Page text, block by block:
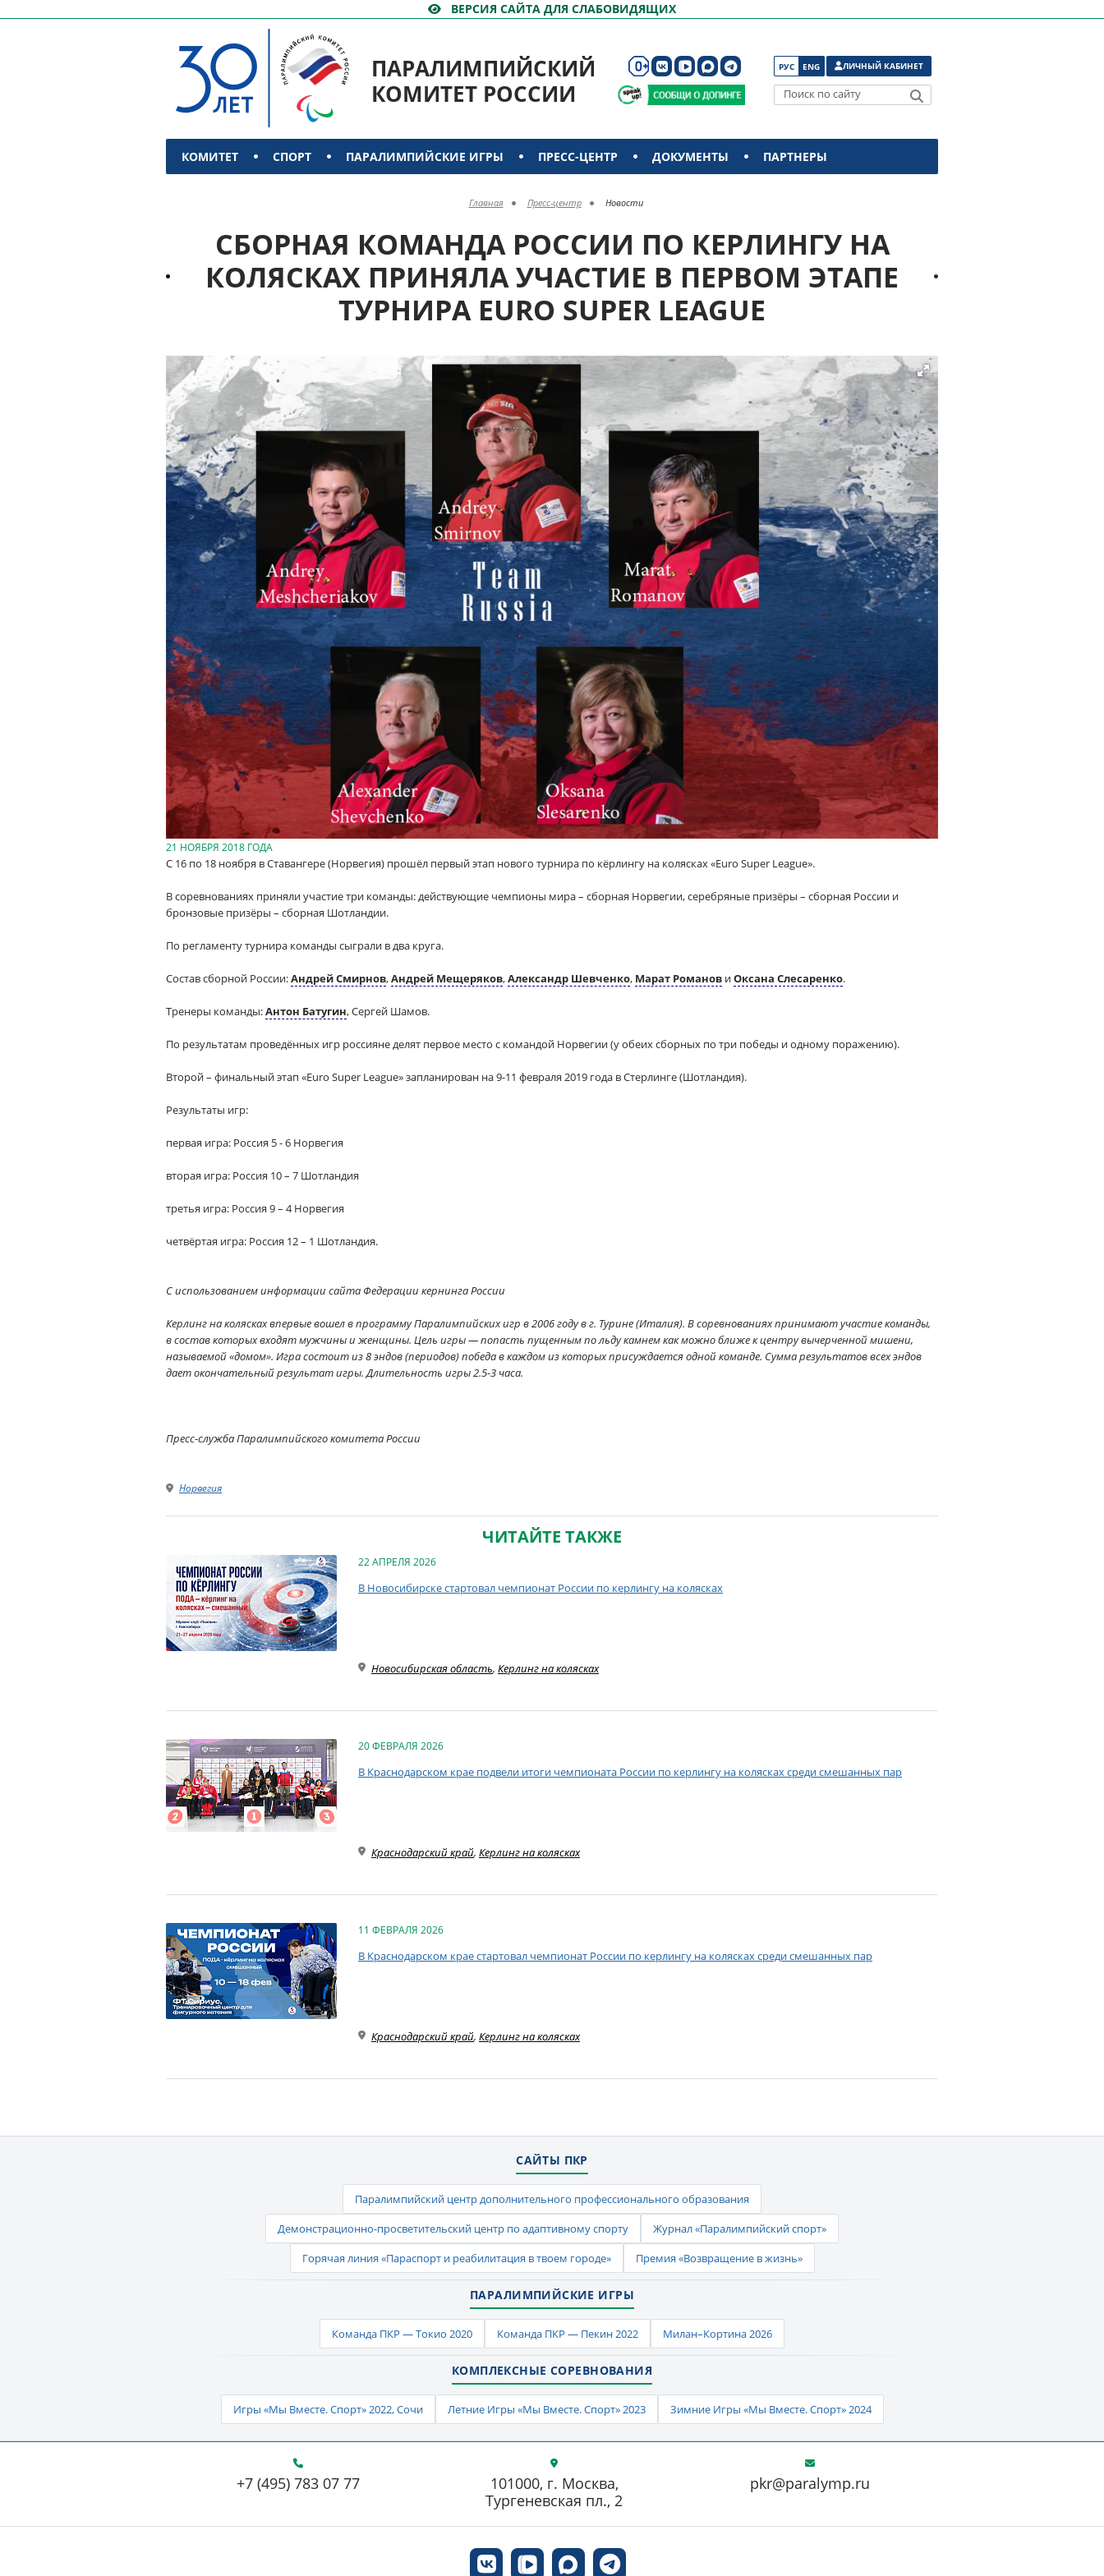
ВЕРСИЯ САЙТА ДЛЯ СЛАБОВИДЯЩИХ
ПАРАЛИМПИЙСКИЙ
КОМИТЕТ РОССИИ
РУС ENG ЛИЧНЫЙ КАБИНЕТ
Поиск по сайту
КОМИТЕТ СПОРТ ПАРАЛИМПИЙСКИЕ ИГРЫ ПРЕСС-ЦЕНТР ДОКУМЕНТЫ ПАРТНЕРЫ
Главная Пресс-центр Новости
СБОРНАЯ КОМАНДА РОССИИ ПО КЕРЛИНГУ НА
КОЛЯСКАХ ПРИНЯЛА УЧАСТИЕ В ПЕРВОМ ЭТАПЕ
ТУРНИРА EURO SUPER LEAGUE
21 НОЯБРЯ 2018 ГОДА
С 16 по 18 ноября в Ставангере (Норвегия) прошёл первый этап нового турнира по кёрлингу на колясках «Euro Super League».
В соревнованиях приняли участие три команды: действующие чемпионы мира – сборная Норвегии, серебряные призёры – сборная России и
бронзовые призёры – сборная Шотландии.
По регламенту турнира команды сыграли в два круга.​
Состав сборной России:Андрей Смирнов,Андрей Мещеряков,Александр Шевченко, Марат Романов иОксана Слесаренко.
Тренеры команды:Антон Батугин, Сергей Шамов.
По результатам проведённых игр россияне делят первое место с командой Норвегии (у обеих сборных по три победы и одному поражению).
Второй – финальный этап «Euro Super League» запланирован на 9-11 февраля 2019 года в Стерлинге (Шотландия).
Результаты игр:
первая игра: Россия 5 - 6 Норвегия
вторая игра: Россия 10 – 7 Шотландия
третья игра: Россия 9 – 4 Норвегия
четвёртая игра: Россия 12 – 1 Шотландия.
С использованием информации сайта Федерации кернинга России
Керлинг на колясках впервые вошел в программу Паралимпийских игр в 2006 году в г. Турине (Италия). В соревнованиях принимают участие команды,
в состав которых входят мужчины и женщины. Цель игры — попасть пущенным по льду камнем как можно ближе к центру вычерченной мишени,
называемой «домом». Игра состоит из 8 эндов (периодов) победа в каждом из которых присуждается одной команде. Сумма результатов всех эндов
дает окончательный результат игры. Длительность игры 2.5-3 часа.
Пресс-служба Паралимпийского комитета России
Норвегия
ЧИТАЙТЕ ТАКЖЕ
22 АПРЕЛЯ 2026
В Новосибирске стартовал чемпионат России по керлингу на колясках
Новосибирская область, Керлинг на колясках
20 ФЕВРАЛЯ 2026
В Краснодарском крае подвели итоги чемпионата России по керлингу на колясках среди смешанных пар
Краснодарский край, Керлинг на колясках
11 ФЕВРАЛЯ 2026
В Краснодарском крае стартовал чемпионат России по керлингу на колясках среди смешанных пар
Краснодарский край, Керлинг на колясках
САЙТЫ ПКР
Паралимпийский центр дополнительного профессионального образования
Демонстрационно-просветительский центр по адаптивному спорту
Журнал «Паралимпийский спорт»
Горячая линия «Параспорт и реабилитация в твоем городе»
Премия «Возвращение в жизнь»
ПАРАЛИМПИЙСКИЕ ИГРЫ
Команда ПКР — Токио 2020 Команда ПКР — Пекин 2022 Милан–Кортина 2026
КОМПЛЕКСНЫЕ СОРЕВНОВАНИЯ
Игры «Мы Вместе. Спорт» 2022, Сочи Летние Игры «Мы Вместе. Спорт» 2023 Зимние Игры «Мы Вместе. Спорт» 2024
+7 (495) 783 07 77 pkr@paralymp.ru
101000, г. Москва,
Тургеневская пл., 2